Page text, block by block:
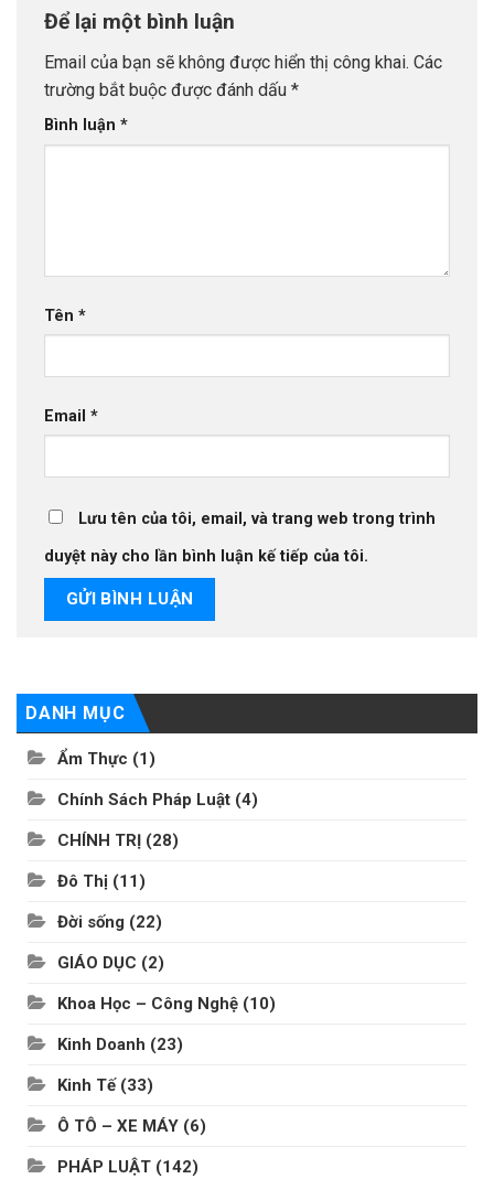
Để lại một bình luận
Email của bạn sẽ không được hiển thị công khai. Các
trường bắt buộc được đánh dấu *
Bình luận *
Tên *
Email *
Lưu tên của tôi, email, và trang web trong trình
duyệt này cho lần bình luận kế tiếp của tôi.
DANH MỤC
Ẩm Thực (1)
Chính Sách Pháp Luật (4)
CHÍNH TRỊ (28)
Đô Thị (11)
Đời sống (22)
GIÁO DỤC (2)
Khoa Học – Công Nghệ (10)
Kinh Doanh (23)
Kinh Tế(33)
Ô TÔ – XE MÁY (6)
PHÁP LUẬT (142)